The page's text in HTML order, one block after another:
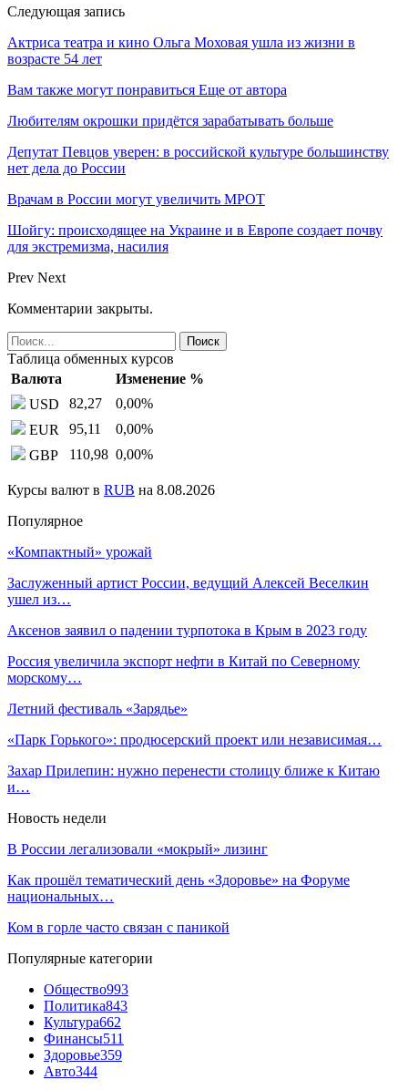
Следующая запись
Актриса театра и кино Ольга Моховая ушла из жизни в
возрасте 54 лет
Вам также могут понравиться Еще от автора
Любителям окрошки придётся зарабатывать больше
Депутат Певцов уверен: в российской культуре большинству
нет дела до России
Врачам в России могут увеличить МРОТ
Шойгу: происходящее на Украине и в Европе создает почву
для экстремизма, насилия
Prev Next
Комментарии закрыты.
Таблица обменных курсов
Валюта
Изменение %
USD
82,27 0,00%
EUR
95,11 0,00%
GBP
110,98 0,00%
Курсы валют в RUB на 8.08.2026
Популярное
«Компактный» урожай
Заслуженный артист России, ведущий Алексей Веселкин
ушел из…
Аксенов заявил о падении турпотока в Крым в 2023 году
Россия увеличила экспорт нефти в Китай по Северному
морскому…
Летний фестиваль «Зарядье»
«Парк Горького»: продюсерский проект или независимая…
Захар Прилепин: нужно перенести столицу ближе к Китаю
и…
Новость недели
В России легализовали «мокрый» лизинг
Как прошёл тематический день «Здоровье» на Форуме
национальных…
Ком в горле часто связан с паникой
Популярные категории
Общество993
Политика843
Культура662
Финансы511
Здоровье359
Авто344